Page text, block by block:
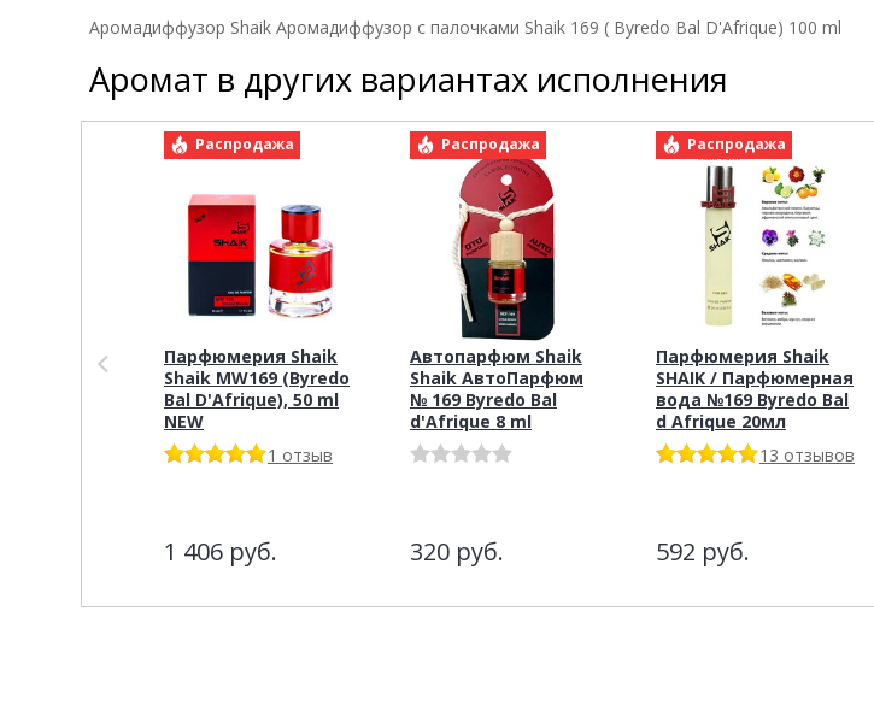
Аромадиффузор Shaik Аромадиффузор с палочками Shaik 169 ( Byredo Bal D'Afrique) 100 ml
Аромат в других вариантах исполнения
Распродажа
Парфюмерия Shaik
Shaik MW169 (Byredo
Bal D'Afrique), 50 ml
NEW
1 отзыв
1 406 руб.
Распродажа
Автопарфюм Shaik
Shaik АвтоПарфюм
№ 169 Byredo Bal
d'Afrique 8 ml
320 руб.
Распродажа
Парфюмерия Shaik
SHAIK / Парфюмерная
вода №169 Byredo Bal
d Afrique 20мл
13 отзывов
592 руб.